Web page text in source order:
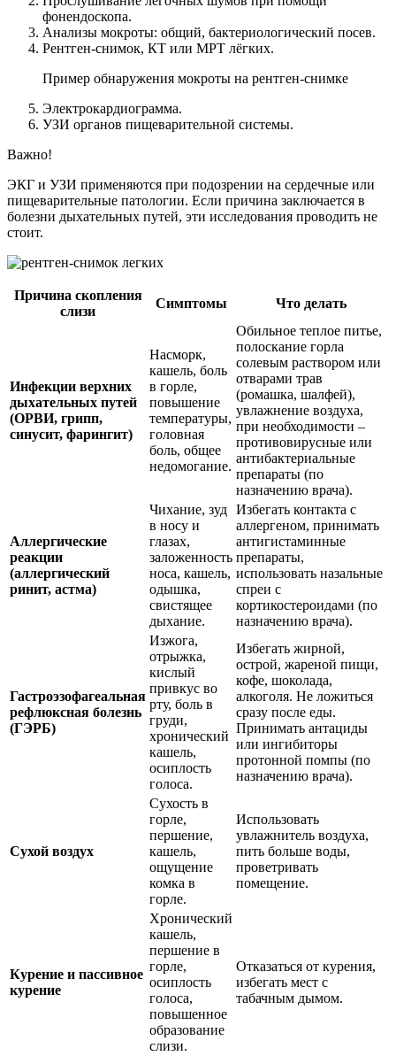
фонендоскопа.
Анализы мокроты: общий, бактериологический посев.
Рентген-снимок, КТ или МРТ лёгких.
Пример обнаружения мокроты на рентген-снимке
Электрокардиограмма.
УЗИ органов пищеварительной системы.
Важно!
ЭКГ и УЗИ применяются при подозрении на сердечные или
пищеварительные патологии. Если причина заключается в
болезни дыхательных путей, эти исследования проводить не
стоит.
Причина скопления
слизи
Симптомы Что делать
Инфекции верхних
дыхательных путей
(ОРВИ, грипп,
синусит, фарингит)
Насморк,
кашель, боль
в горле,
повышение
температуры,
головная
боль, общее
недомогание.
Обильное теплое питье,
полоскание горла
солевым раствором или
отварами трав
(ромашка, шалфей),
увлажнение воздуха,
при необходимости –
противовирусные или
антибактериальные
препараты (по
назначению врача).
Аллергические
реакции
(аллергический
ринит, астма)
Чихание, зуд
в носу и
глазах,
заложенность
носа, кашель,
одышка,
свистящее
дыхание.
Избегать контакта с
аллергеном, принимать
антигистаминные
препараты,
использовать назальные
спреи с
кортикостероидами (по
назначению врача).
Гастроэзофагеальная
рефлюксная болезнь
(ГЭРБ)
Изжога,
отрыжка,
кислый
привкус во
рту, боль в
груди,
хронический
кашель,
осиплость
голоса.
Избегать жирной,
острой, жареной пищи,
кофе, шоколада,
алкоголя. Не ложиться
сразу после еды.
Принимать антациды
или ингибиторы
протонной помпы (по
назначению врача).
Сухой воздух
Сухость в
горле,
першение,
кашель,
ощущение
комка в
горле.
Использовать
увлажнитель воздуха,
пить больше воды,
проветривать
помещение.
Курение и пассивное
курение
Хронический
кашель,
першение в
горле,
осиплость
голоса,
повышенное
образование
слизи.
Отказаться от курения,
избегать мест с
табачным дымом.